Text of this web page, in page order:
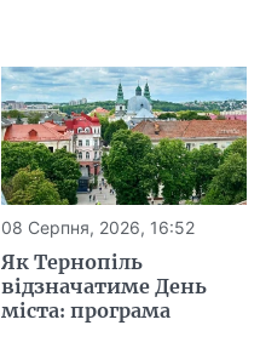
08 Серпня, 2026, 16:52
Як Тернопіль
відзначатиме День
міста: програма